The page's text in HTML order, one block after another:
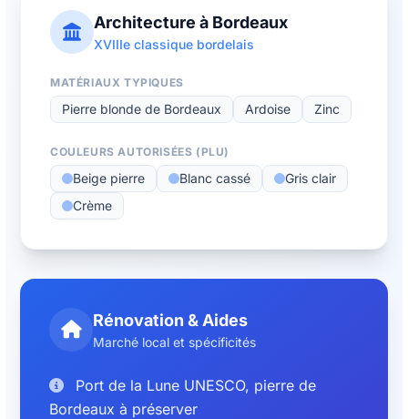
Architecture à Bordeaux
XVIIIe classique bordelais
MATÉRIAUX TYPIQUES
Pierre blonde de Bordeaux Ardoise Zinc
COULEURS AUTORISÉES (PLU)
Beige pierre Blanc cassé
Gris clair
Crème
Rénovation & Aides
Marché local et spécificités
Port de la Lune UNESCO, pierre de
Bordeaux à préserver